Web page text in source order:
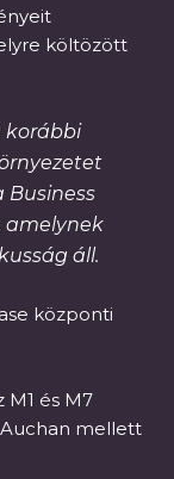
költözött
korábbi
amelynek
áll.
központi
és M7
mellett